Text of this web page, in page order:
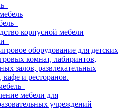
корпусной мебели
оборудование для детских
комнат, лабиринтов,
залов, развлекательных
кафе и ресторанов.
мебели для
учреждений